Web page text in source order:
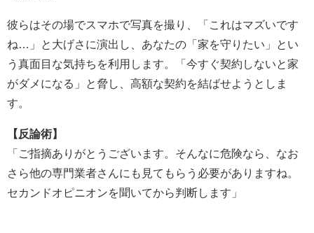
彼らはその場でスマホで写真を撮り、「これはマズいです
ね…」と大げさに演出し、あなたの「家を守りたい」とい
う真面目な気持ちを利用します。「今すぐ契約しないと家
がダメになる」と脅し、高額な契約を結ばせようとしま
す。
【反論術】
「ご指摘ありがとうございます。そんなに危険なら、なお
さら他の専門業者さんにも見てもらう必要がありますね。
セカンドオピニオンを聞いてから判断します」